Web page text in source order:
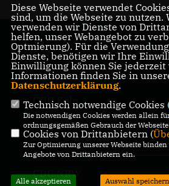
IMPRESSUM DATENSCHUTZ
CDU Köln
Junge Union Köln
CDU NRW
Diese Webseite verwendet
sind, um die Webseite zu nutzen.
verwenden wir Dienste von
helfen, unser Webangebot zu
Optmierung). Für die
Dienste, benötigen wir Ihre
Einwilligung können Sie
Informationen finden Sie in
Datenschutzerklärung.
Technisch notwendige Cookies
Die notwendigen Cookies werden allein
ordnungsgemäßen Gebrauch der
Cookies von Drittanbietern (
Zur Optimierung unserer Webseite
Angebote von Drittanbietern ein.
Alle akzeptieren Auswahl speichern